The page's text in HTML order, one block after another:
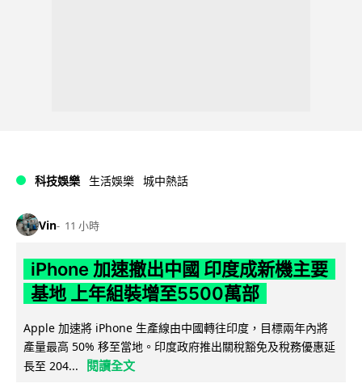
科技娛樂 生活娛樂 城中熱話
Vin 11 小時
iPhone 加速撤出中國 印度成新機主要
基地 上年組裝增至5500萬部
Apple 加速將 iPhone 生產線由中國轉往印度，目標兩年內將
產量最高 50% 移至當地。印度政府推出關稅豁免及稅務優惠延
長至 204...
閱讀全文